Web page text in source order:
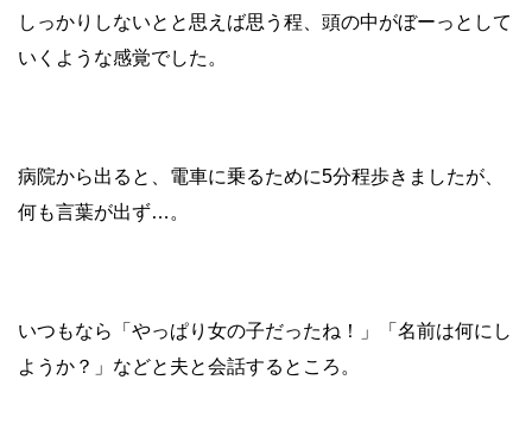
しっかりしないとと思えば思う程、頭の中がぼーっとして
いくような感覚でした。
病院から出ると、電車に乗るために5分程歩きましたが、
何も言葉が出ず…。
いつもなら「やっぱり女の子だったね！」「名前は何にし
ようか？」などと夫と会話するところ。